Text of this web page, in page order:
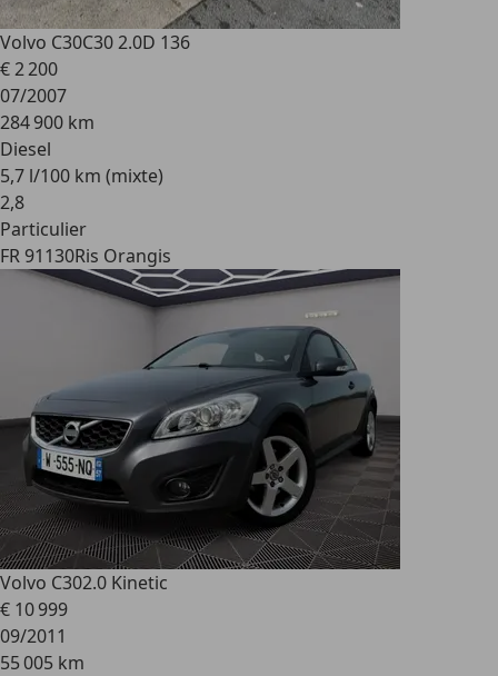
Volvo C30C30 2.0D 136
€ 2 200
07/2007
284 900 km
Diesel
5,7 l/100 km (mixte)
2,8
Particulier
FR 91130Ris Orangis
Volvo C302.0 Kinetic
€ 10 999
09/2011
55 005 km